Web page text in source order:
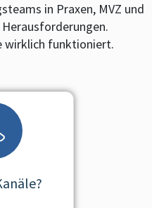
in Praxen, MVZ und
wirklich funktioniert.